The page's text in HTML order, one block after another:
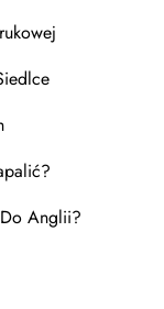
Anglii?